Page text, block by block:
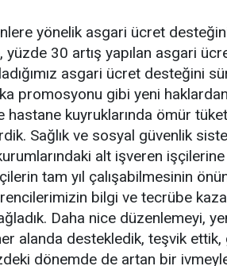
yönelik asgari ücret
yüzde 30 artış yapılan asgari
asgari ücret desteğini
promosyonu gibi yeni
hastane kuyruklarında ömür
Sağlık ve sosyal güvenlik
alt işveren
tam yıl çalışabilmesinin
bilgi ve tecrübe
Daha nice düzenlemeyi,
alanda destekledik, teşvik ettik,
dönemde de artan bir